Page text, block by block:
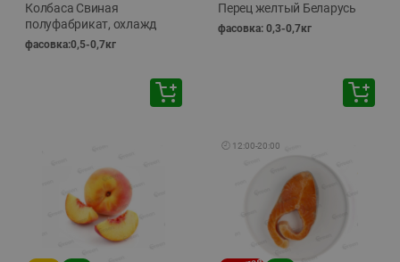
Колбаса Свиная
полуфабрикат, охлажд
фасовка:0,5-0,7кг
Перец желтый Беларусь
фасовка: 0,3-0,7кг
🕘 12:00-20:00